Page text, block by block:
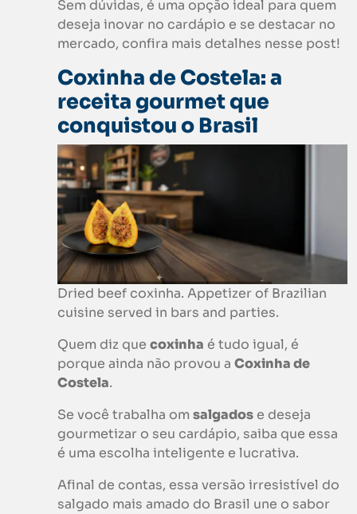
Sem dúvidas, é uma opção ideal para quem
deseja inovar no cardápio e se destacar no
mercado, confira mais detalhes nesse post!
Coxinha de Costela: a
receitagourmet que
conquistou o Brasil
Dried beef coxinha. Appetizer of Brazilian
cuisine served in bars and parties.
Quem diz que coxinha é tudo igual, é
porque ainda não provou a Coxinha de
Costela.
Se você trabalha om salgados e deseja
gourmetizar o seu cardápio, saiba que essa
é uma escolha inteligente e lucrativa.
Afinal de contas, essa versão irresistível do
salgado mais amado do Brasil une o sabor